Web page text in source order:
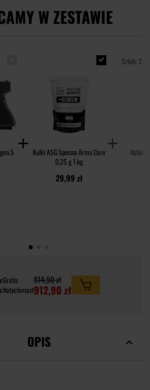
W ZESTAWIE
Kulki ASG Specna Arms Core
0,25 g 1 kg
29,99 zł
Sztuk: 2
Nabój
Gratis
Natychmiast
914,90 zł
912,90 zł
OPIS